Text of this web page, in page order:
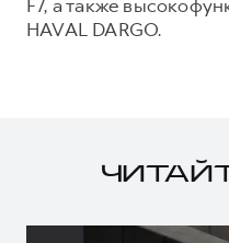
F7, а также
HAVAL DARGO.